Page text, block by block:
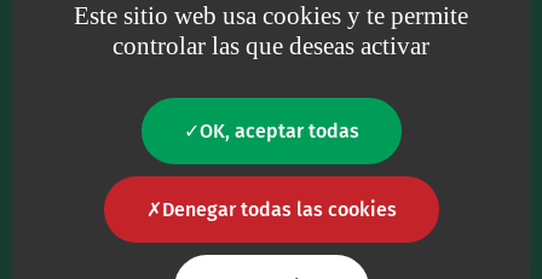
Este sitio web usa cookies y te permite
controlar las que deseas activar
OK, aceptar todas
Denegar todas las cookies
Nuestro principal objetivo es proporcionar al
personal sanitario productos sanitarios de la
máxima calidad.